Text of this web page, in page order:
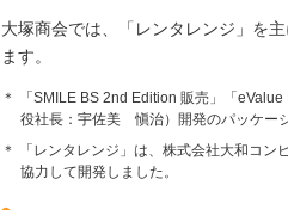
大塚商会では、「レンタレンジ」を
ます。
＊ 「SMILE BS 2nd Edition 販売」「
役社長：宇佐美 愼治）開発のパッケー
＊ 「レンタレンジ」は、株式会社大和コ
協力して開発しました。